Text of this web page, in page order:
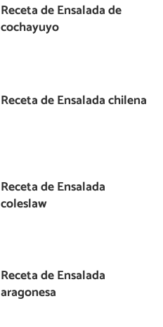
Receta de Ensalada de
cochayuyo
Receta de Ensalada chilena
Receta de Ensalada
coleslaw
Receta de Ensalada
aragonesa